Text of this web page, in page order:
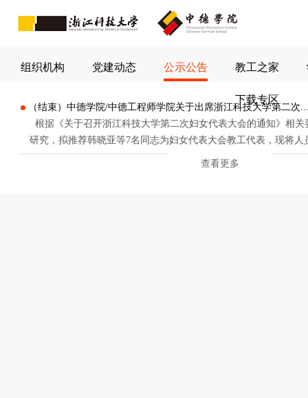
组织机构 党建动态 公示公告 教工之家
下载专区
（结束）中德学院/中德工程师学院关于出席浙江科技大学第二次...
根据《关于召开浙江科技大学第二次妇女代表大会的通知》相
研究，拟推荐韩晓亚等7名同志为妇女代表大会教工代表，现将
附件。如有异议，请于公示期内向学院反映。 公示时间：2025
查看更多